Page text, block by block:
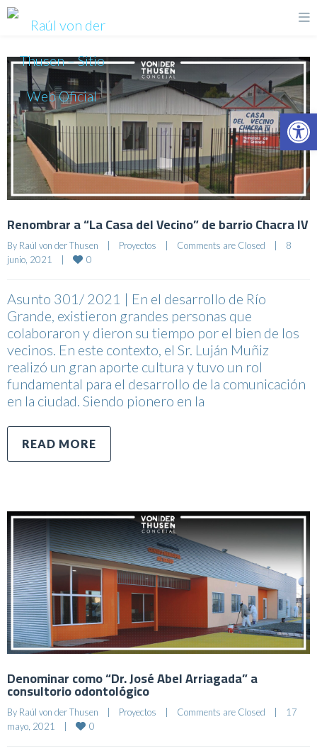
Renombrar a “La Casa del Vecino” de barrio Chacra IV
By Raúl von der Thusen | Proyectos | Comments are Closed |
8
junio, 2021
| 0
Asunto 301/ 2021 | En el desarrollo de Río
Grande, existieron grandes personas que
colaboraron y dieron su tiempo por el bien de los
vecinos. En este contexto, el Sr. Luján Muñiz
realizó un gran aporte cultura y tuvo un rol
fundamental para el desarrollo de la comunicación
en la ciudad. Siendo pionero en la
READ MORE
Denominar como “Dr. José Abel Arriagada” a
consultorio odontológico
By Raúl von der Thusen Proyectos Comments are Closed
17
mayo, 2021
0